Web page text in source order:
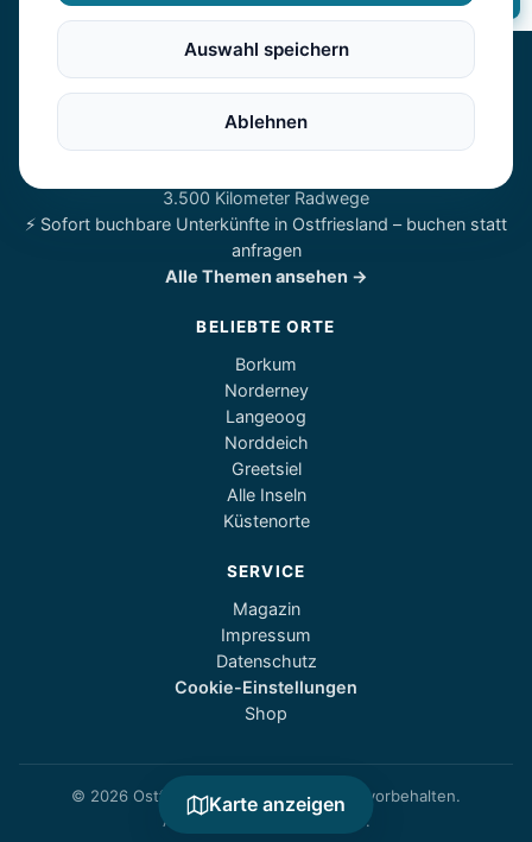
Karte anzeigen
Hundestrand
👨‍👩‍👧‍👦 Familienurlaub in Ostfriesland – warum die
Nordseeküste mit Kindern so gut funktioniert
🧖 Wellness-Urlaub in Ostfriesland – Thalasso, Reizklima und
3.500 Kilometer Radwege
⚡ Sofort buchbare Unterkünfte in Ostfriesland – buchen statt
anfragen
Alle Themen ansehen →
BELIEBTE ORTE
Borkum
Norderney
Langeoog
Norddeich
Greetsiel
Alle Inseln
Küstenorte
SERVICE
Magazin
Impressum
Datenschutz
Cookie-Einstellungen
Shop
© 2026 Ostfriesland1.de — Alle Rechte vorbehalten.
Alle Angaben ohne Gewähr.
Auswahl speichern
Ablehnen